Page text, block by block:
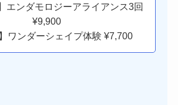
エンダモロジーアライアンス3回
¥9,900
ワンダーシェイプ体験 ¥7,700